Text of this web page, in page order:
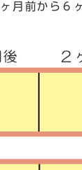
月前から６